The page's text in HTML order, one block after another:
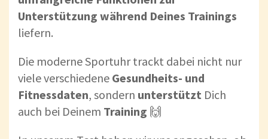
Unterstützung während Deines Trainings
liefern.
Die moderne Sportuhr trackt dabei nicht nur
viele verschiedene Gesundheits- und
Fitnessdaten, sondern unterstützt Dich
auch bei Deinem Training 🙌